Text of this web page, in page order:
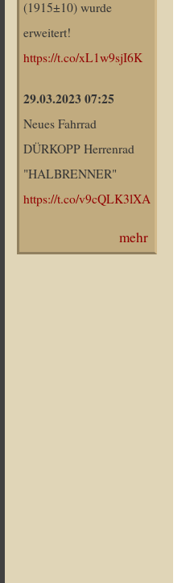
(1915±10) wurde
erweitert!
https://t.co/xL1w9sjI6K
29.03.2023 07:25
Neues Fahrrad
DÜRKOPP Herrenrad
"HALBRENNER"
https://t.co/v9cQLK3lXA
mehr